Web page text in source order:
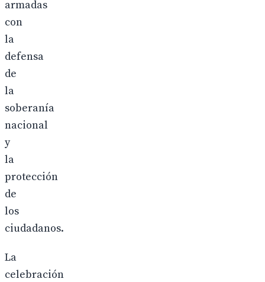
armadas
con
la
defensa
de
la
soberanía
nacional
y
la
protección
de
los
ciudadanos.
La
celebración